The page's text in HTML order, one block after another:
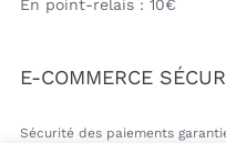
En point-relais : 10€
E-COMMERCE
Sécurité des paiements